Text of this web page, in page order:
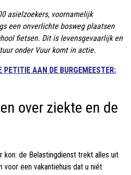
asielzoekers, voornamelijk
een onverlichte bosweg plaatsen
fietsen. Dit is levensgevaarlijk en
onder Vuur komt in actie.
PETITIE AAN DE BURGEMEESTER:
over ziekte en de
kon: de Belastingdienst trekt alles uit
een vakantiehuis dat u niét